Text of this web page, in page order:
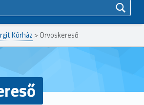
Kórház > Orvoskereső